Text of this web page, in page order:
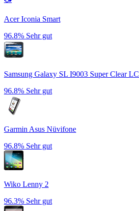
Acer Iconia Smart
96.8% Sehr gut
Samsung Galaxy SL I9003 Super Clear
96.8% Sehr gut
Garmin Asus Nüvifone
96.8% Sehr gut
Wiko Lenny 2
96.3% Sehr gut